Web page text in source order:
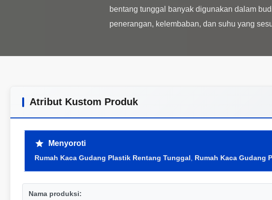
bentang tunggal banyak digunakan dalam
Atribut Kustom Produk
Menyoroti
Rumah Kaca Gudang Plastik Rentang Tunggal Rumah Kaca Gudang
Nama produksi: